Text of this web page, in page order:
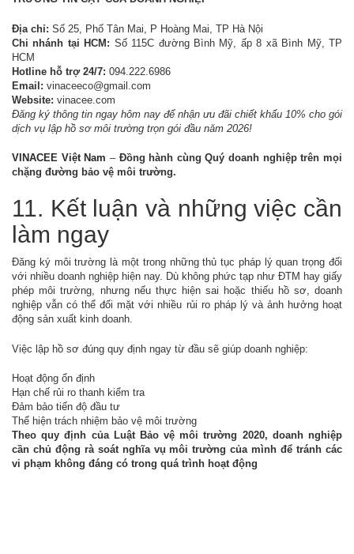
Địa chỉ: Số 25, Phố Tân Mai, P Hoàng Mai, TP Hà Nội
Chi nhánh tại HCM: Số 115C đường Bình Mỹ, ấp 8 xã Bình Mỹ, TP
HCM
Hotline hỗ trợ 24/7: 094.222.6986
Email: vinaceeco@gmail.com
Website: vinacee.com
Đăng ký thông tin ngay hôm nay để nhận ưu đãi chiết khấu 10% cho gói
dịch vụ lập hồ sơ môi trường trọn gói đầu năm 2026!
VINACEE Việt Nam – Đồng hành cùng Quý doanh nghiệp trên mọi
chặng đường bảo vệ môi trường.
11. Kết luận và những việc cần
làm ngay
Đăng ký môi trường là một trong những thủ tục pháp lý quan trọng đối
với nhiều doanh nghiệp hiện nay. Dù không phức tạp như ĐTM hay giấy
phép môi trường, nhưng nếu thực hiện sai hoặc thiếu hồ sơ, doanh
nghiệp vẫn có thể đối mặt với nhiều rủi ro pháp lý và ảnh hưởng hoạt
động sản xuất kinh doanh.
Việc lập hồ sơ đúng quy định ngay từ đầu sẽ giúp doanh nghiệp:
Hoạt động ổn định
Hạn chế rủi ro thanh kiểm tra
Đảm bảo tiến độ đầu tư
Thể hiện trách nhiệm bảo vệ môi trường
Theo quy định của Luật Bảo vệ môi trường 2020, doanh nghiệp
cần chủ động rà soát nghĩa vụ môi trường của mình để tránh các
vi phạm không đáng có trong quá trình hoạt động